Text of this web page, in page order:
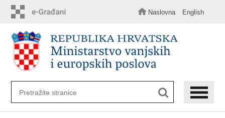
sadržaj
Naslovna English